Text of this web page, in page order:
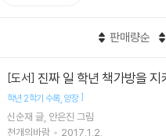
판매량순
[도서] 진짜 일 학년 책가방을 지
학년 2학기 수록 양장]
신순재 글 안은진 그림
천개의바람
2017.1.2.